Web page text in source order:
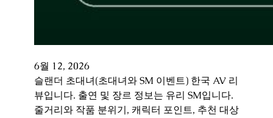
6월 12, 2026
슬랜더 초대녀(초대녀와 SM 이벤트) 한국 AV 리
뷰입니다. 출연 및 장르 정보는 유리 SM입니다.
줄거리와 작품 분위기, 캐릭터 포인트, 추천 대상